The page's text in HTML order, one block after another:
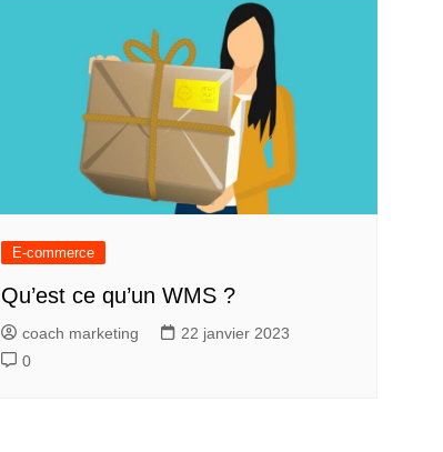
E-commerce
Qu’est ce qu’un WMS ?
coach marketing
22 janvier 2023
0